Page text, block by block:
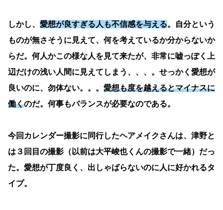
しかし、 愛想が良すぎる人も不信感を与える。自分という
ものが無さそうに見えて、何を考えているか分からないか
らだ。何人かこの様な人を見て来たが、非常に嘘っぽく上
辺だけの浅い人間に見えてしまう、、、。せっかく愛想が
良いのに、勿体ない。。。 愛想も度を越えるとマイナスに
働くのだ。何事もバランスが必要なのである。
今回カレンダー撮影に同行したヘアメイクさんは、津野と
は３回目の撮影（以前は大平峻也くんの撮影で一緒）だっ
た。愛想が丁度良く、出しゃばらないのに人に好かれるタ
イプ。